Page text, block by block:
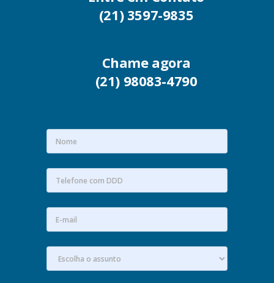
(21) 3597-9835
Chame agora
(21) 98083-4790